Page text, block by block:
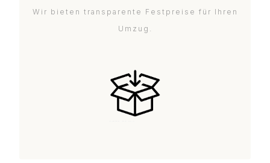
Wir bieten transparente Festpreise für Ihren
Umzug.